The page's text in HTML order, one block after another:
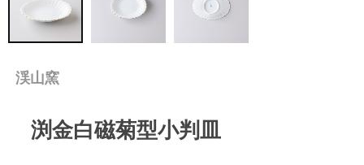
渓山窯
渕金白磁菊型小判皿